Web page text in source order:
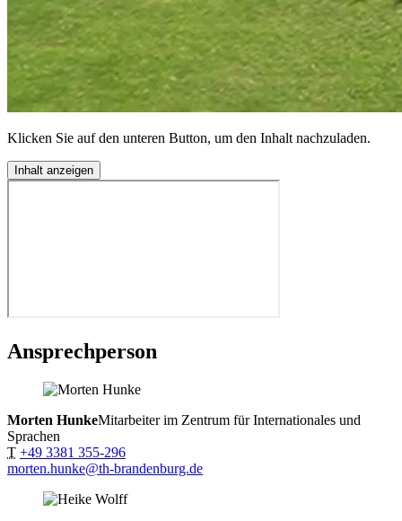
Klicken Sie auf den unteren Button, um den Inhalt nachzuladen.
Inhalt anzeigen
Ansprechperson
Morten HunkeMitarbeiter im Zentrum für Internationales und
Sprachen
T +49 3381 355-296
morten.hunke@th-brandenburg.de